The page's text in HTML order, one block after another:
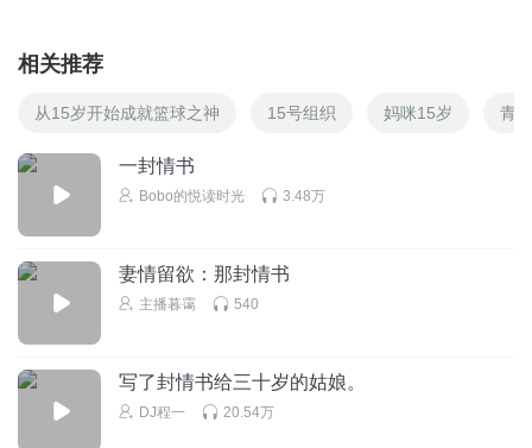
相关推荐
从15岁开始成就篮球之神 15号组织 妈咪15岁 青
一封情书
Bobo的悦读时光 3.48万
妻情留欲：那封情书
主播暮霭 540
写了封情书给三十岁的姑娘。
DJ程一 20.54万